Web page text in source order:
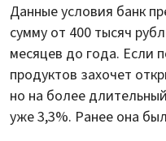
Данные условия банк
сумму от 400 тысяч
месяцев до года. Если
продуктов захочет
но на более
уже 3,3%. Ранее она